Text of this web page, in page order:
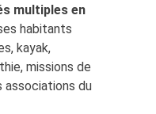
multiples en
habitants
kayak,
missions de
associations du